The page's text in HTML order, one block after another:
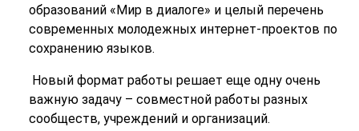
образований «Мир в диалоге» и целый перечень
современных молодежных интернет-проектов по
сохранению языков.
Новый формат работы решает еще одну очень
важную задачу – совместной работы разных
сообществ, учреждений и организаций.